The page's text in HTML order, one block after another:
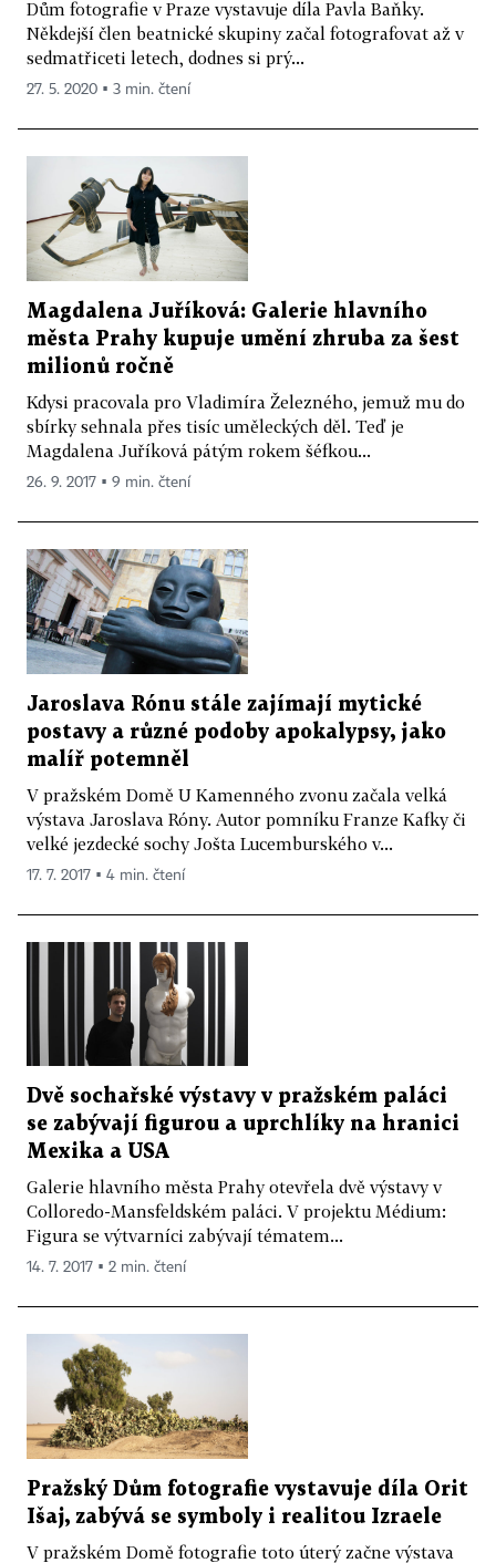
Dům fotografie v Praze vystavuje díla Pavla Baňky.
Někdejší člen beatnické skupiny začal fotografovat až v
sedmatřiceti letech, dodnes si prý...
27. 5. 2020 ▪ 3 min. čtení
Magdalena Juříková: Galerie hlavního
města Prahy kupuje umění zhruba za šest
milionů ročně
Kdysi pracovala pro Vladimíra Železného, jemuž mu do
sbírky sehnala přes tisíc uměleckých děl. Teď je
Magdalena Juříková pátým rokem šéfkou...
26. 9. 2017 ▪ 9 min. čtení
Jaroslava Rónu stále zajímají mytické
postavy a různé podoby apokalypsy, jako
malíř potemněl
V pražském Domě U Kamenného zvonu začala velká
výstava Jaroslava Róny. Autor pomníku Franze Kafky či
velké jezdecké sochy Jošta Lucemburského v...
17. 7. 2017 ▪ 4 min. čtení
Dvě sochařské výstavy v pražském paláci
se zabývají figurou a uprchlíky na hranici
Mexika a USA
Galerie hlavního města Prahy otevřela dvě výstavy v
Colloredo-Mansfeldském paláci. V projektu Médium:
Figura se výtvarníci zabývají tématem...
14. 7. 2017 ▪ 2 min. čtení
Pražský Dům fotografie vystavuje díla Orit
Išaj, zabývá se symboly i realitou Izraele
V pražském Domě fotografie toto úterý začne výstava